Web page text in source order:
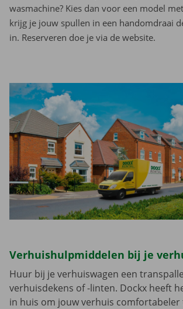
wasmachine? Kies dan voor een model
krijg je jouw spullen in een handomdraai
in. Reserveren doe je via de website.
Verhuishulpmiddelen bij je
Huur bij je verhuiswagen een
verhuisdekens of -linten. Dockx heeft
in huis om jouw verhuis comfortabeler